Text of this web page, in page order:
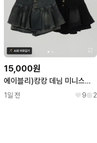
15,000원
에이블리)캉캉 데님 미니스커트 치마바지(진청)
1일 전 9 2